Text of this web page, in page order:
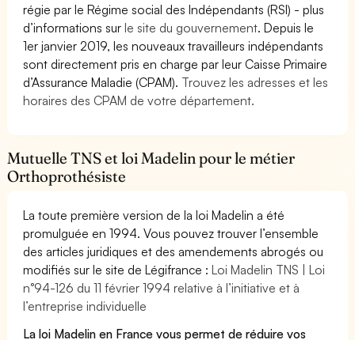
régie par le Régime social des Indépendants (RSI) - plus
d’informations surle site du gouvernement. Depuis le
1er janvier 2019, les nouveaux travailleurs indépendants
sont directement pris en charge par leur Caisse Primaire
d’Assurance Maladie (CPAM). Trouvez les adresses et les
horaires des CPAM de votre département.
Mutuelle TNS et loi Madelin pour le métier
Orthoprothésiste
La toute première version de la loi Madelin a été
promulguée en 1994. Vous pouvez trouver l’ensemble
des articles juridiques et des amendements abrogés ou
modifiés sur le site de Légifrance :Loi Madelin TNS | Loi
n°94-126 du 11 février 1994 relative à l’initiative et à
l’entreprise individuelle
La loi Madelin en France vous permet de réduire vos